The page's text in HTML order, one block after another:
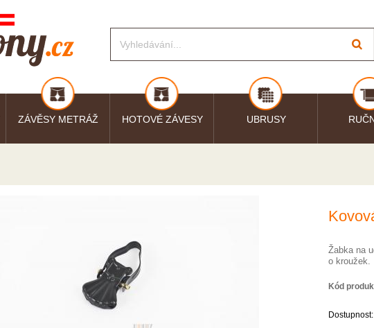
ZÁVĚSY METRÁŽ HOTOVÉ ZÁVESY UBRUSY
Žabka na
o kroužek.
Kód
Dostupnost: